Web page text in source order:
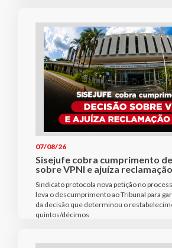
07/08/26
Sisejufe cobra cumprimento
sobre VPNI e ajuíza
Sindicato protocola nova petição no
leva o descumprimento ao Tribunal para
da decisão que determinou o
quintos/décimos